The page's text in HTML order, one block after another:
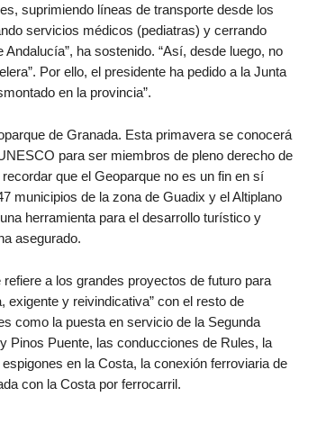
suprimiendo líneas de transporte desde los
servicios médicos (pediatras) y cerrando
ha sostenido. “Así, desde luego, no
Por ello, el presidente ha pedido a la Junta
en la provincia”.
de Granada. Esta primavera se conocerá
para ser miembros de pleno derecho de
que el Geoparque no es un fin en sí
municipios de la zona de Guadix y el Altiplano
herramienta para el desarrollo turístico y
asegurado.
a los grandes proyectos de futuro para
exigente y reivindicativa” con el resto de
como la puesta en servicio de la Segunda
Pinos Puente, las conducciones de Rules, la
en la Costa, la conexión ferroviaria de
con la Costa por ferrocarril.